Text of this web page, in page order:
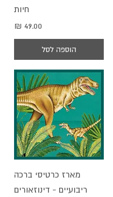
חיות
מחיר
הוספה לסל
מארז כרטיסי ברכה
ריבועיים - דינוזאורים